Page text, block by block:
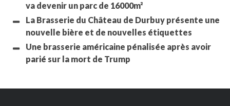
va devenir un parc de 16000m²
La Brasserie du Château de Durbuy présente une
nouvelle bière et de nouvelles étiquettes
Une brasserie américaine pénalisée après avoir
parié sur la mort de Trump